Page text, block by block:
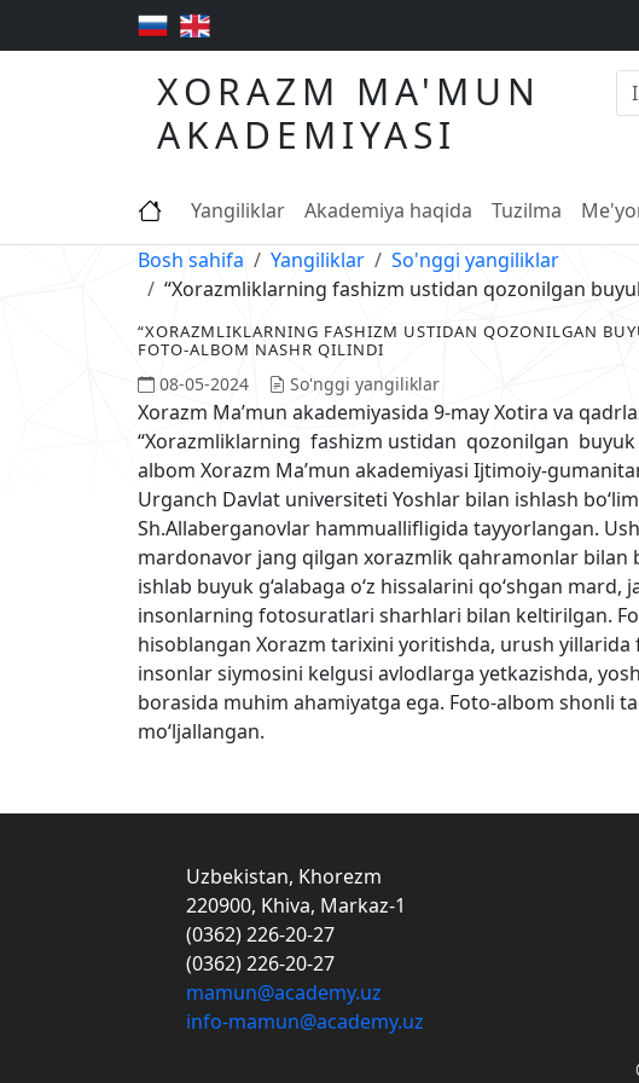
XORAZM MA'MUN
AKADEMIYASI
Yangiliklar Akademiya haqida Tuzilma
Bosh sahifa
Yangiliklar
So'nggi yangiliklar
“Xorazmliklarning fashizm ustidan qozonilgan
“XORAZMLIKLARNING FASHIZM USTIDAN QOZONILGAN
FOTO-ALBOM NASHR QILINDI
08-05-2024 So'nggi yangiliklar
Xorazm Ma’mun akademiyasida 9-may Xotira va
“Xorazmliklarning fashizm ustidan qozonilgan buyuk
albom Xorazm Ma’mun akademiyasi Ijtimoiy-
Urganch Davlat universiteti Yoshlar bilan ishlash
Sh.Allaberganovlar hammuallifligida tayyorlangan.
mardonavor jang qilgan xorazmlik qahramonlar
ishlab buyuk g‘alabaga o‘z hissalarini qo‘shgan
insonlarning fotosuratlari sharhlari bilan keltirilgan.
hisoblangan Xorazm tarixini yoritishda, urush
insonlar siymosini kelgusi avlodlarga yetkazishda,
borasida muhim ahamiyatga ega. Foto-albom shonli
mo‘ljallangan.
Uzbekistan, Khorezm
220900, Khiva, Markaz-1
(0362) 226-20-27
(0362) 226-20-27
mamun@academy.uz
info-mamun@academy.uz